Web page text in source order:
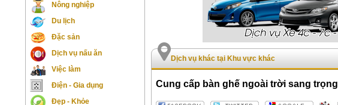
Nông nghiệp
Du lịch
Đặc sản
Dịch vụ nấu ăn
Việc làm
Điện - Gia dụng
Đẹp - Khỏe
Dịch vụ khác tại Khu vực khác
Cung cấp bàn ghế ngoài trời sang trọng